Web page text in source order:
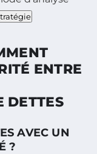
ENTRE
DETTES
AVEC UN
?